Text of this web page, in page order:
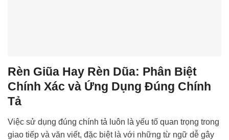
Rèn Giũa Hay Rèn Dũa: Phân Biệt
Chính Xác và Ứng Dụng Đúng Chính
Tả
Việc sử dụng đúng chính tả luôn là yếu tố quan trọng trong
giao tiếp và văn viết, đặc biệt là với những từ ngữ dễ gây